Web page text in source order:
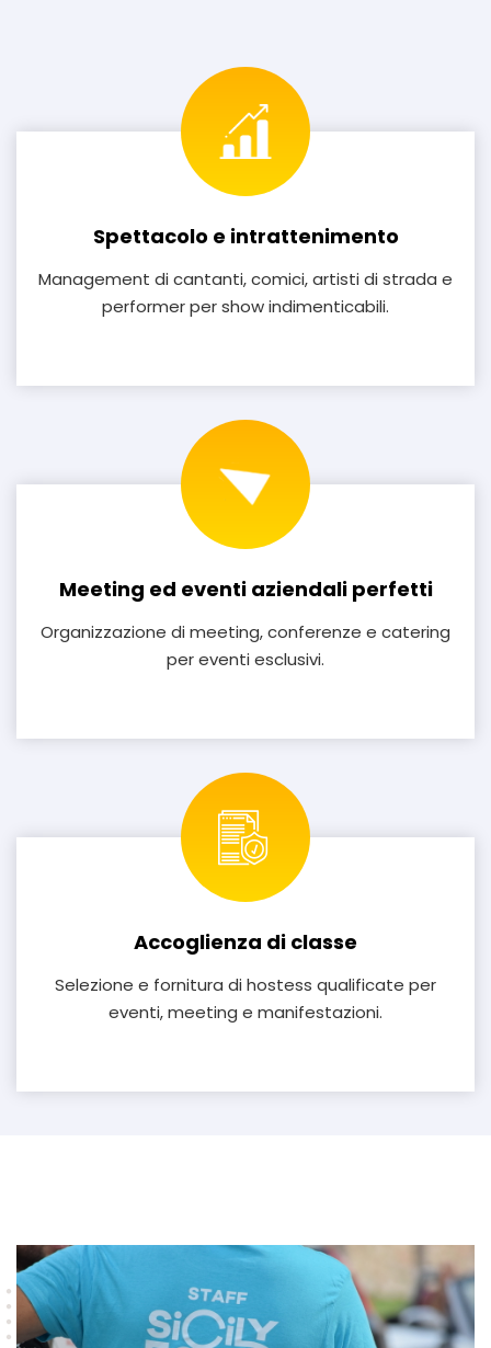
Spettacolo e intrattenimento
Management di cantanti, comici, artisti di strada e
performer per show indimenticabili.
Meeting ed eventi aziendali perfetti
Organizzazione di meeting, conferenze e catering
per eventi esclusivi.
Accoglienza di classe
Selezione e fornitura di hostess qualificate per
eventi, meeting e manifestazioni.